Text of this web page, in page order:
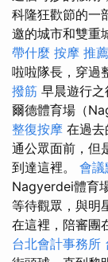
科隆狂歡節的一
邀的城市和雙重
帶什麼 按摩 推薦
啦啦隊長，穿過
撥筋 早晨遊行
爾德體育場（
整復按摩 在過
通公眾面前，但
到達這裡。 會議
Nagyerdei體育
等待觀眾，與明
在這裡，陪審團
台北會計事務所